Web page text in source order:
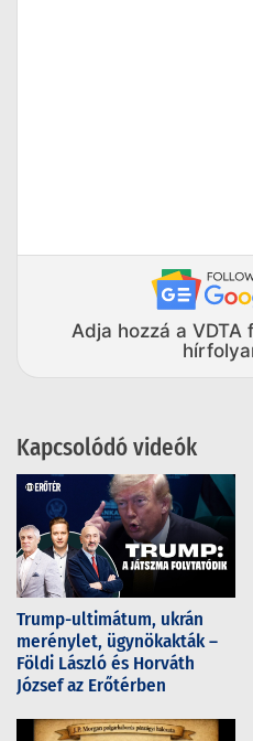
Adja hozzá a
Kapcsolódó videók
Trump-ultimátum, ukrán
merénylet, ügynökakták –
Földi László és Horváth
József az Erőtérben